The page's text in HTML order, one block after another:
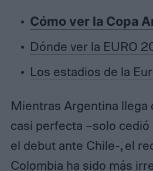
Cómo ver la Copa
Dónde ver la EURO
Los estadios de la
Mientras Argentina llega
casi perfecta –solo cedió
el debut ante Chile-, el
Colombia ha sido más